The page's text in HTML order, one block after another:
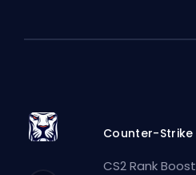
Counter-Strike
CS2 Rank Boost